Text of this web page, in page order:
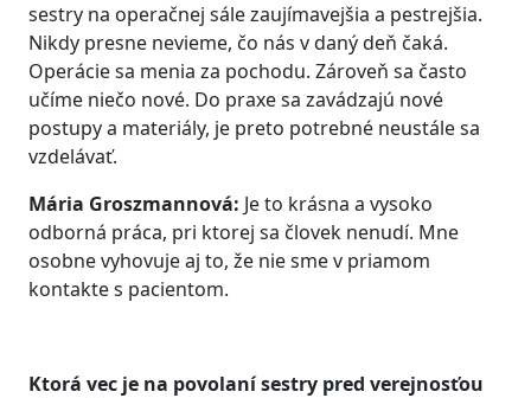
sestry na operačnej sále zaujímavejšia a pestrejšia.
Nikdy presne nevieme, čo nás v daný deň čaká.
Operácie sa menia za pochodu. Zároveň sa často
učíme niečo nové. Do praxe sa zavádzajú nové
postupy a materiály, je preto potrebné neustále sa
vzdelávať.
Mária Groszmannová: Je to krásna a vysoko
odborná práca, pri ktorej sa človek nenudí. Mne
osobne vyhovuje aj to, že nie sme v priamom
kontakte s pacientom.
Ktorá vec je na povolaní sestry pred verejnosťou